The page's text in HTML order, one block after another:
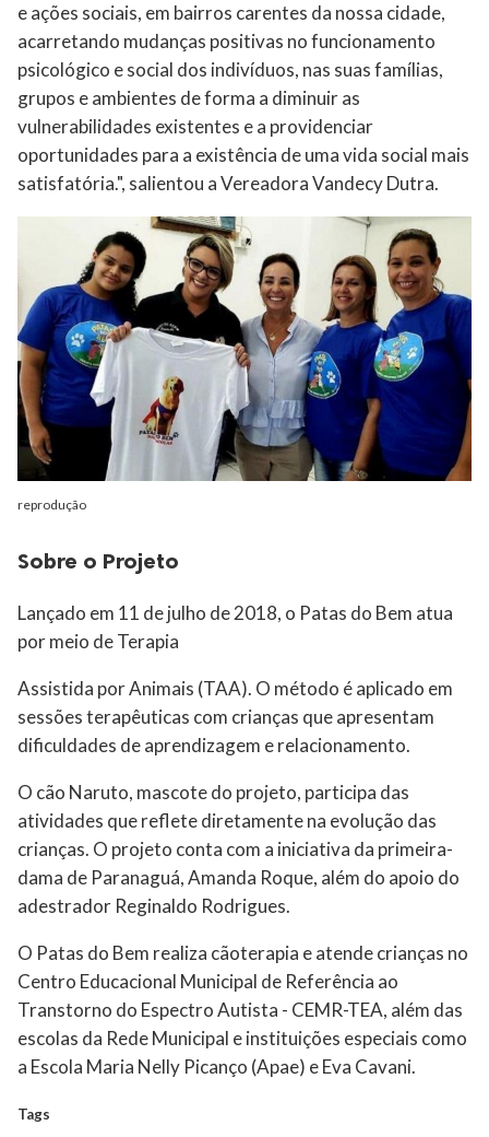
e ações sociais, em bairros carentes da nossa cidade,
acarretando mudanças positivas no funcionamento
psicológico e social dos indivíduos, nas suas famílias,
grupos e ambientes de forma a diminuir as
vulnerabilidades existentes e a providenciar
oportunidades para a existência de uma vida social mais
satisfatória.", salientou a Vereadora Vandecy Dutra.
reprodução
Sobre o Projeto
Lançado em 11 de julho de 2018, o Patas do Bem atua
por meio de Terapia
Assistida por Animais (TAA). O método é aplicado em
sessões terapêuticas com crianças que apresentam
dificuldades de aprendizagem e relacionamento.
O cão Naruto, mascote do projeto, participa das
atividades que reflete diretamente na evolução das
crianças. O projeto conta com a iniciativa da primeira-
dama de Paranaguá, Amanda Roque, além do apoio do
adestrador Reginaldo Rodrigues.
O Patas do Bem realiza cãoterapia e atende crianças no
Centro Educacional Municipal de Referência ao
Transtorno do Espectro Autista - CEMR-TEA, além das
escolas da Rede Municipal e instituições especiais como
a Escola Maria Nelly Picanço (Apae) e Eva Cavani.
Tags